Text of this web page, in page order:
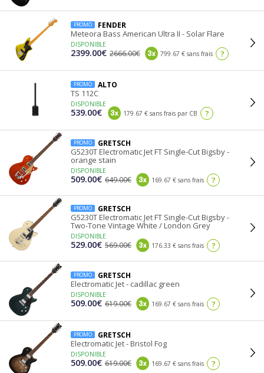
PROMO FENDER
Meteora Bass American Ultra II - Solar Flare
DISPONIBLE
2399.00€ 2666.00€ 799.67 € sans frais ?
PROMO ALTO
TS 112C
DISPONIBLE
539.00€ 179.67 € sans frais par CB ?
PROMO GRETSCH
G5230T Electromatic Jet FT Single-Cut Bigsby -
orange stain
DISPONIBLE
509.00€ 649.00€ 169.67 € sans frais ?
PROMO GRETSCH
G5230T Electromatic Jet FT Single-Cut Bigsby -
Two-Tone Vintage White / London Grey
DISPONIBLE
529.00€ 569.00€ 176.33 € sans frais ?
PROMO GRETSCH
Electromatic Jet - cadillac green
DISPONIBLE
509.00€ 619.00€ 169.67 € sans frais ?
PROMO GRETSCH
Electromatic Jet - Bristol Fog
DISPONIBLE
509.00€ 619.00€ 169.67 € sans frais ?